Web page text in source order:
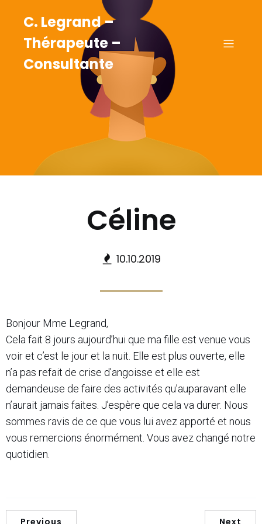
C. Legrand –
Thérapeute –
Consultante
Céline
10.10.2019
Bonjour Mme Legrand,
Cela fait 8 jours aujourd’hui que ma fille est venue vous
voir et c’est le jour et la nuit. Elle est plus ouverte, elle
n’a pas refait de crise d’angoisse et elle est
demandeuse de faire des activités qu’auparavant elle
n’aurait jamais faites. J’espère que cela va durer. Nous
sommes ravis de ce que vous lui avez apporté et nous
vous remercions énormément. Vous avez changé notre
quotidien.
Previous Next